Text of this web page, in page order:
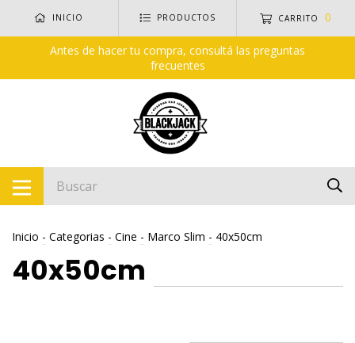
INICIO PRODUCTOS CARRITO 0
Antes de hacer tu compra, consultá las preguntas
frecuentes
Inicio - Categorias - Cine - Marco Slim - 40x50cm
40x50cm